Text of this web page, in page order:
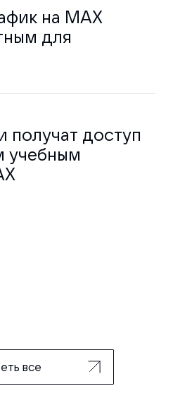
на MAX
для
получат доступ
учебным
все